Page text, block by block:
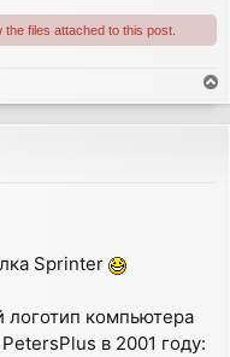
files attached to this post.
o
p
Sprinter
логотип компьютера
в 2001 году: